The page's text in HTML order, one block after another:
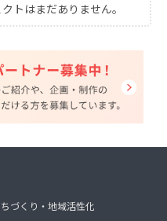
トはまだありません。
ちづくり・地域活性化